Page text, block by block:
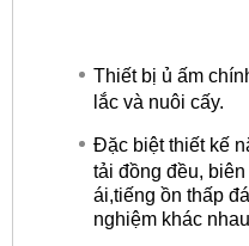
Thiết bị ủ ấm
lắc và nuôi cấy.
Đặc biệt thiết kế
tải đồng đều,
ái,tiếng ồn thấp
nghiệm khác nhau.